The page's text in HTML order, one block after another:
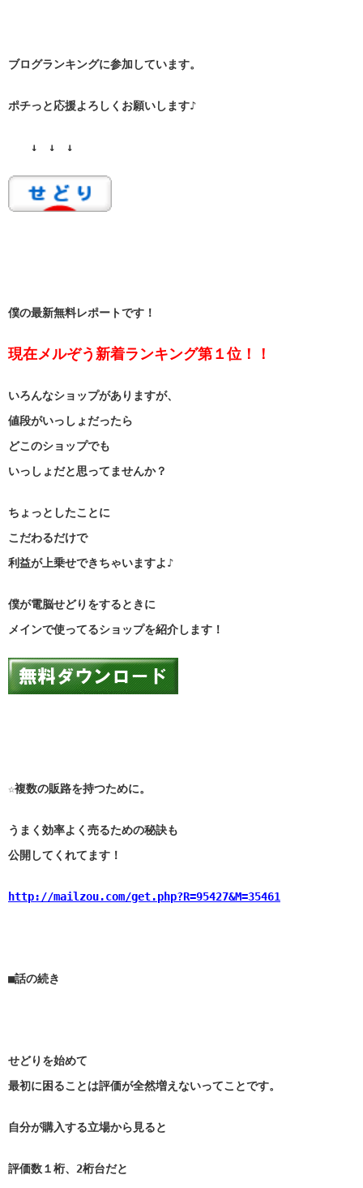
ブログランキングに参加しています。
ポチっと応援よろしくお願いします♪
↓ ↓ ↓
僕の最新無料レポートです！
現在メルぞう新着ランキング第１位！！
いろんなショップがありますが、
値段がいっしょだったら
どこのショップでも
いっしょだと思ってませんか？
ちょっとしたことに
こだわるだけで
利益が上乗せできちゃいますよ♪
僕が電脳せどりをするときに
メインで使ってるショップを紹介します！
☆複数の販路を持つために。
うまく効率よく売るための秘訣も
公開してくれてます！
http://mailzou.com/get.php?R=95427&M=35461
■話の続き
せどりを始めて
最初に困ることは評価が全然増えないってことです。
自分が購入する立場から見ると
評価数１桁、2桁台だと